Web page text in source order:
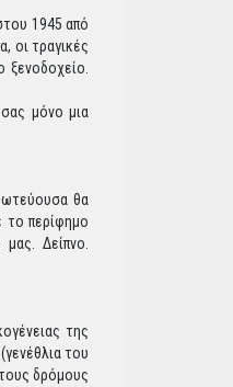
1945 από
οι τραγικές
μόνο μια
θα
το περίφημο
Δείπνο.
της
του
δρόμους